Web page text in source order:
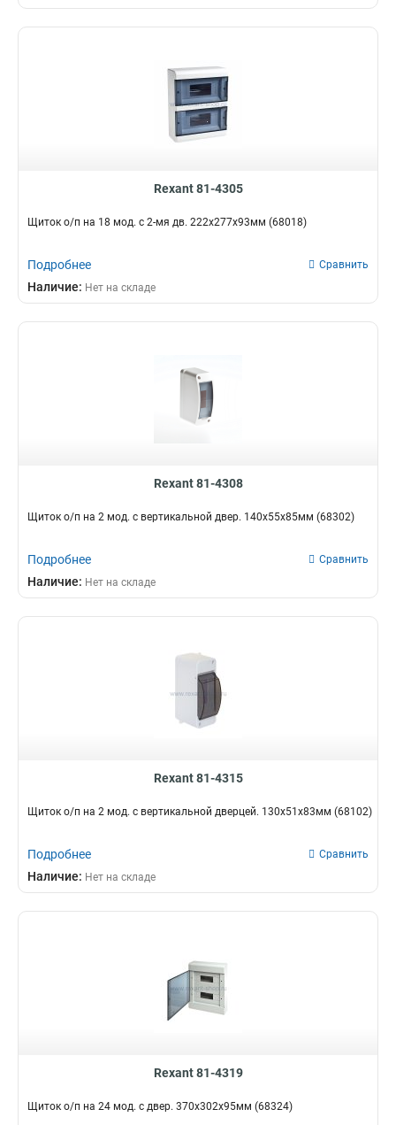
Rexant 81-4305
Щиток о/п на 18 мод. с 2-мя дв. 222х277х93мм (68018)
Подробнее Сравнить
Наличие: Нет на складе
Rexant 81-4308
Щиток о/п на 2 мод. с вертикальной двер. 140х55х85мм (68302)
Подробнее Сравнить
Наличие: Нет на складе
Rexant 81-4315
Щиток о/п на 2 мод. с вертикальной дверцей. 130х51х83мм (68102)
Подробнее Сравнить
Наличие: Нет на складе
Rexant 81-4319
Щиток о/п на 24 мод. с двер. 370х302х95мм (68324)